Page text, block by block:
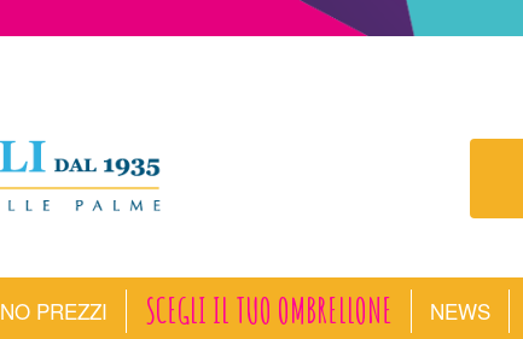
PREZZI SCEGLI IL TUO OMBRELLONE NEWS